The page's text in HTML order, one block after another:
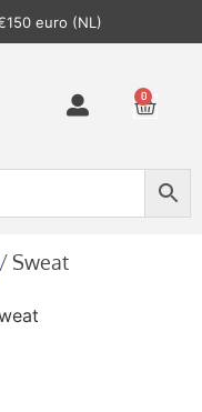
euro (NL)
0
/ Sweat